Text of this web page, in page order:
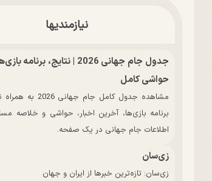
نیازمندیها
جدول جام جهانی 2026 | نتایج،
حواشی کامل
مشاهده جدول کامل جام
برنامه بازی‌ها، آخرین اخبار، حواشی و خلاصه
اطلاعات جام جهانی در یک صفحه.
زی‌سان
زی‌سان: تازه‌ترین خبرها از ایران و جهان